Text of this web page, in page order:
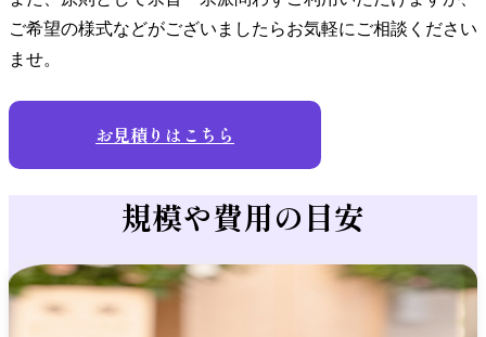
ご希望の様式などがございましたらお気軽にご相談ください
ませ。
お見積りはこちら
規模や費用の目安